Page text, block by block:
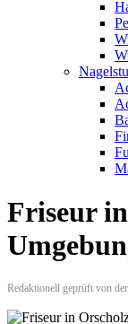
Friseur
Redaktionell geprüft von